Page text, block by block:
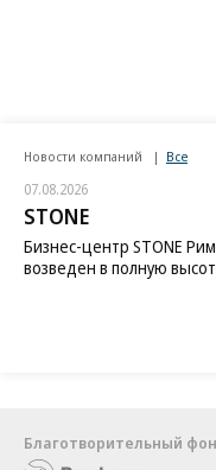
Новости компаний Все
07.08.2026
STONE
Бизнес-центр STONE
возведен в полную
Благотворительный